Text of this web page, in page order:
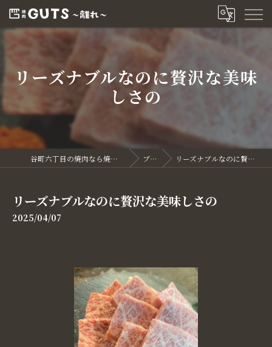
リーズナブルなのに贅沢な美味
しさの
谷町六丁目の焼肉なら焼肉GUTS～離れ～ ブログ リーズナブルなのに贅沢な美味しさの
リーズナブルなのに贅沢な美味しさの
2025/04/07